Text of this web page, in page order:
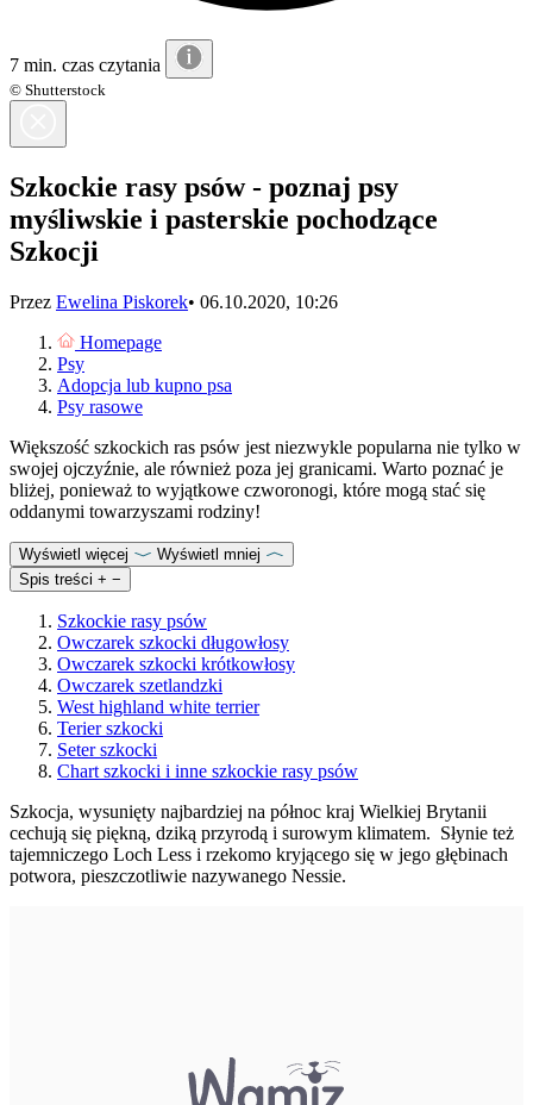
7 min. czas czytania
© Shutterstock
Szkockie rasy psów - poznaj psy
myśliwskie i pasterskie pochodzące
Szkocji
Przez Ewelina Piskorek• 06.10.2020, 10:26
Homepage
Psy
Adopcja lub kupno psa
Psy rasowe
Większość szkockich ras psów jest niezwykle popularna nie tylko w
swojej ojczyźnie, ale również poza jej granicami. Warto poznać je
bliżej, ponieważ to wyjątkowe czworonogi, które mogą stać się
oddanymi towarzyszami rodziny!
Wyświetl więcej
Wyświetl mniej
Spis treści + −
Szkockie rasy psów
Owczarek szkocki długowłosy
Owczarek szkocki krótkowłosy
Owczarek szetlandzki
West highland white terrier
Terier szkocki
Seter szkocki
Chart szkocki i inne szkockie rasy psów
Szkocja, wysunięty najbardziej na północ kraj Wielkiej Brytanii
cechują się piękną, dziką przyrodą i surowym klimatem. Słynie też
tajemniczego Loch Less i rzekomo kryjącego się w jego głębinach
potwora, pieszczotliwie nazywanego Nessie.